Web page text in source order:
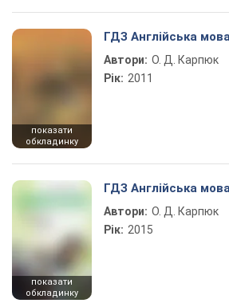
показати
обкладинку
ГДЗ Англійська
Автори: О. Д. Карпюк
Рік: 2011
показати
обкладинку
ГДЗ Англійська
Автори: О. Д. Карпюк
Рік: 2015